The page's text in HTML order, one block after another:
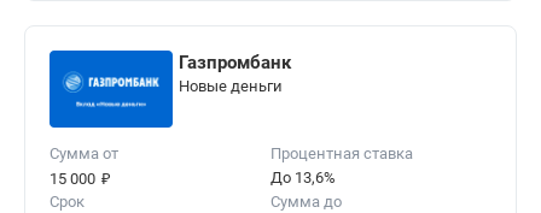
Газпромбанк
Новые деньги
Сумма от
15 000 ₽
Процентная ставка
До 13,6%
Срок
Сумма до